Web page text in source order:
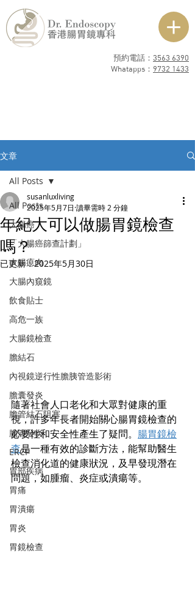
預約電話： 3563 6390
​Whatapps： 9732 1433
文章
All Posts
大腸癌
「大腸癌篩查計劃」
大腸瘜肉
大腸內窺鏡
飲食貼士
高危一族
大腸鏡檢查
膽結石
內視鏡逆行性膽胰管造影術
膽囊發炎
膽管結石阻塞
膽管發炎
ERCP
胃部疾病
胃痛
胃潰瘍
胃炎
胃鏡檢查
All Posts
年紀大可以做腸胃鏡檢查
嗎？
susanluxliving
2025年5月7日 讀畢需時 2 分鐘
已更新：2025年5月30日
隨著社會人口老化和大眾對健康的重
視，許多年長者開始關心腸胃鏡檢查的
必要性和安全性產生了疑問。 腸胃鏡檢
查是一種有效的診斷方法，能幫助醫生
檢查消化道的健康狀況，及早發現潛在
問題，如腫瘤、炎症或潰瘍等。